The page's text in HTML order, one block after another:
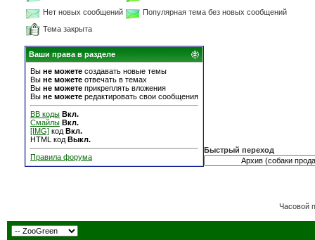
Нет новых сообщений
Популярная тема без новых сообщений
Тема закрыта
Ваши права в разделе
Вы не можете создавать новые темы
Вы не можете отвечать в темах
Вы не можете прикреплять вложения
Вы не можете редактировать свои сообщения
BB коды Вкл.
Смайлы Вкл.
[IMG] код Вкл.
HTML код Выкл.
Правила форума
Быстрый переход
Часовой